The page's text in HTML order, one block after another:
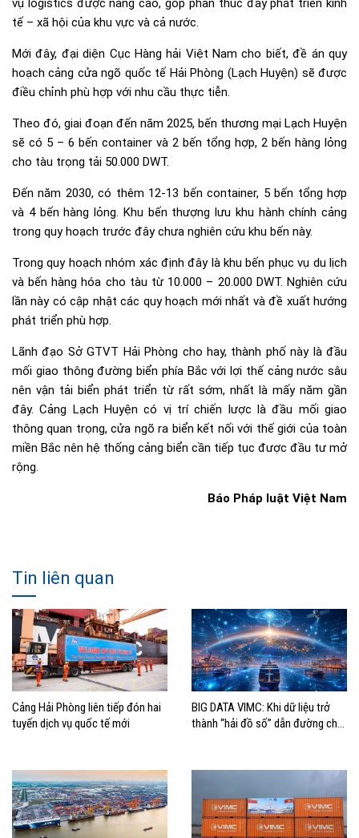
vụ logistics được nâng cao, góp phần thúc đẩy phát triển kinh
tế – xã hội của khu vực và cả nước.
Mới đây, đại diện Cục Hàng hải Việt Nam cho biết, đề án quy
hoạch cảng cửa ngõ quốc tế Hải Phòng (Lạch Huyện) sẽ được
điều chỉnh phù hợp với nhu cầu thực tiễn.
Theo đó, giai đoạn đến năm 2025, bến thương mại Lạch Huyện
sẽ có 5 – 6 bến container và 2 bến tổng hợp, 2 bến hàng lỏng
cho tàu trọng tải 50.000 DWT.
Đến năm 2030, có thêm 12-13 bến container, 5 bến tổng hợp
và 4 bến hàng lỏng. Khu bến thượng lưu khu hành chính cảng
trong quy hoạch trước đây chưa nghiên cứu khu bến này.
Trong quy hoạch nhóm xác định đây là khu bến phục vụ du lịch
và bến hàng hóa cho tàu từ 10.000 – 20.000 DWT. Nghiên cứu
lần này có cập nhật các quy hoạch mới nhất và đề xuất hướng
phát triển phù hợp.
Lãnh đạo Sở GTVT Hải Phòng cho hay, thành phố này là đầu
mối giao thông đường biển phía Bắc với lợi thế cảng nước sâu
nên vận tải biển phát triển từ rất sớm, nhất là mấy năm gần
đây. Cảng Lạch Huyện có vị trí chiến lược là đầu mối giao
thông quan trọng, cửa ngõ ra biển kết nối với thế giới của toàn
miền Bắc nên hệ thống cảng biển cần tiếp tục được đầu tư mở
rộng.
Báo Pháp luật Việt Nam
Tin liên quan
Cảng Hải Phòng liên tiếp đón hai
tuyến dịch vụ quốc tế mới
BIG DATA VIMC: Khi dữ liệu trở
thành “hải đồ số” dẫn đường cho